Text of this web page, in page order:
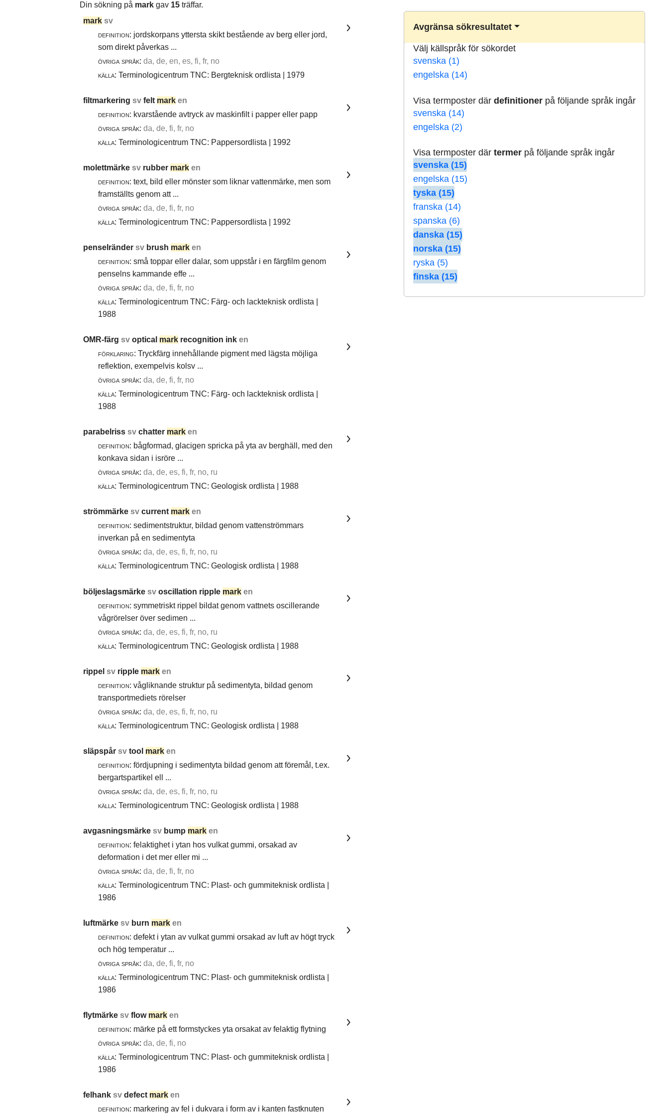
Din sökning på mark gav 15 träffar.
Avgränsa sökresultatet
Välj källspråk för sökordet
svenska (1)
engelska (14)
Visa termposter därdefinitioner på följande språk ingår
svenska (14)
engelska (2)
Visa termposter därtermer på följande språk ingår
svenska (15)
engelska (15)
tyska (15)
franska (14)
spanska (6)
danska (15)
norska (15)
ryska (5)
finska (15)
mark sv
definition: jordskorpans yttersta skikt bestående av berg eller jord,
som direkt påverkas ...
övriga språk: da, de, en, es, fi, fr, no
källa: Terminologicentrum TNC: Bergteknisk ordlista | 1979
filtmarkering sv felt mark en
definition: kvarstående avtryck av maskinfilt i papper eller papp
övriga språk: da, de, fi, fr, no
källa: Terminologicentrum TNC: Pappersordlista | 1992
molettmärke sv rubber mark en
definition: text, bild eller mönster som liknar vattenmärke, men som
framställts genom att ...
övriga språk: da, de, fi, fr, no
källa: Terminologicentrum TNC: Pappersordlista | 1992
penselränder sv brush mark en
definition: små toppar eller dalar, som uppstår i en färgfilm genom
penselns kammande effe ...
övriga språk: da, de, fi, fr, no
källa: Terminologicentrum TNC: Färg- och lackteknisk ordlista |
1988
OMR-färg sv optical markrecognition ink en
förklaring: Tryckfärg innehållande pigment med lägsta möjliga
reflektion, exempelvis kolsv ...
övriga språk: da, de, fi, fr, no
källa: Terminologicentrum TNC: Färg- och lackteknisk ordlista |
1988
parabelriss sv chatter mark en
definition: bågformad, glacigen spricka på yta av berghäll, med den
konkava sidan i isröre ...
övriga språk: da, de, es, fi, fr, no, ru
källa: Terminologicentrum TNC: Geologisk ordlista | 1988
strömmärke sv current mark en
definition: sedimentstruktur, bildad genom vattenströmmars
inverkan på en sedimentyta
övriga språk: da, de, es, fi, fr, no, ru
källa: Terminologicentrum TNC: Geologisk ordlista | 1988
böljeslagsmärke sv oscillation ripple mark en
definition: symmetriskt rippel bildat genom vattnets oscillerande
vågrörelser över sedimen ...
övriga språk: da, de, es, fi, fr, no, ru
källa: Terminologicentrum TNC: Geologisk ordlista | 1988
rippel sv ripple mark en
definition: vågliknande struktur på sedimentyta, bildad genom
transportmediets rörelser
övriga språk: da, de, es, fi, fr, no, ru
källa: Terminologicentrum TNC: Geologisk ordlista | 1988
släpspår sv tool mark en
definition: fördjupning i sedimentyta bildad genom att föremål, t.ex.
bergartspartikel ell ...
övriga språk: da, de, es, fi, fr, no, ru
källa: Terminologicentrum TNC: Geologisk ordlista | 1988
avgasningsmärke sv bump mark en
definition: felaktighet i ytan hos vulkat gummi, orsakad av
deformation i det mer eller mi ...
övriga språk: da, de, fi, fr, no
källa: Terminologicentrum TNC: Plast- och gummiteknisk ordlista |
1986
luftmärke sv burn mark en
definition: defekt i ytan av vulkat gummi orsakad av luft av högt tryck
och hög temperatur ...
övriga språk: da, de, fi, fr, no
källa: Terminologicentrum TNC: Plast- och gummiteknisk ordlista |
1986
flytmärke sv flow mark en
definition: märke på ett formstyckes yta orsakat av felaktig flytning
övriga språk: da, de, fi, no
källa: Terminologicentrum TNC: Plast- och gummiteknisk ordlista |
1986
felhank sv defect mark en
definition: markering av fel i dukvara i form av i kanten fastknuten